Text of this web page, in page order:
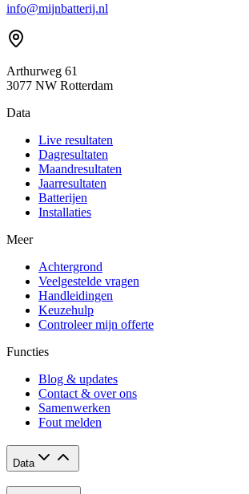
info@mijnbatterij.nl
Arthurweg 61
3077 NW Rotterdam
Data
Live resultaten
Dagresultaten
Maandresultaten
Jaarresultaten
Batterijen
Installaties
Meer
Achtergrond
Veelgestelde vragen
Handleidingen
Keuzehulp
Controleer mijn offerte
Functies
Blog & updates
Contact & over ons
Samenwerken
Fout melden
Data